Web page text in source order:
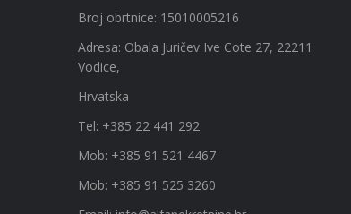
Broj obrtnice: 15010005216
Adresa: Obala Juričev Ive Cote 27, 22211
Vodice,
Hrvatska
Tel: +385 22 441 292
Mob: +385 91 521 4467
Mob: +385 91 525 3260